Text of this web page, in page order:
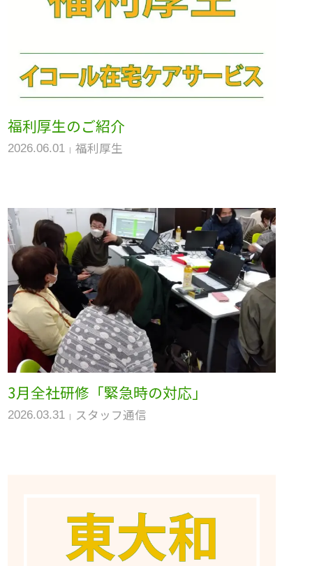
福利厚生のご紹介
2026.06.01 福利厚生
3月全社研修「緊急時の対応」
2026.03.31 スタッフ通信